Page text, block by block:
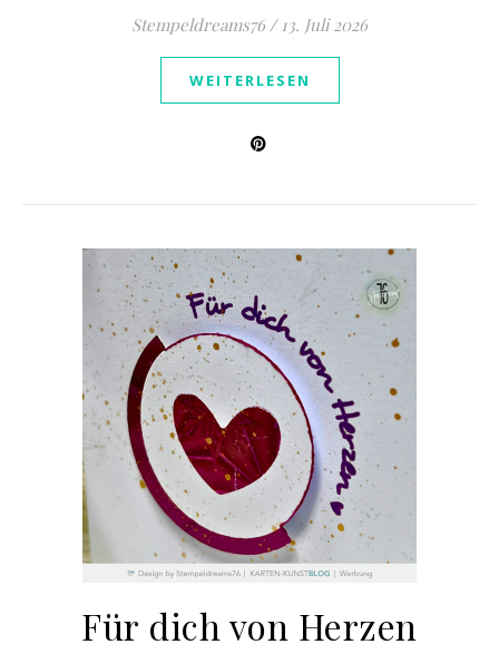
Stempeldreams76 / 13. Juli 2026
WEITERLESEN
Für dich von Herzen